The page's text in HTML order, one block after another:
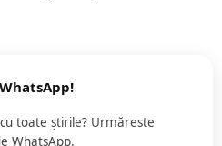
toate știrile? Urmăreste
WhatsApp.